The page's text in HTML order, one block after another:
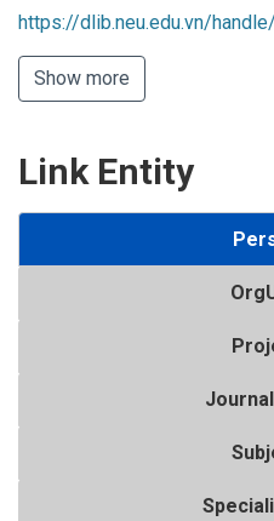
https://dlib.neu.edu.vn/
Show more
Link Entity